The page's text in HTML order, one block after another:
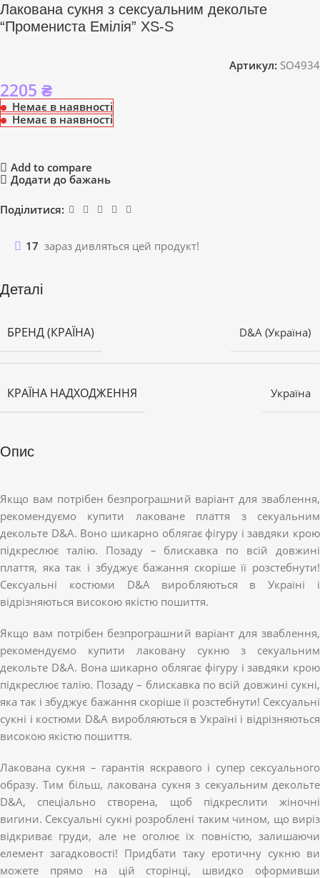
Лакована сукня з сексуальним декольте
“Промениста Емілія” XS-S
Артикул: SO4934
2205 ₴
Немає в наявності
Немає в наявності
Add to compare
Додати до бажань
Поділитися:
17 зараз дивляться цей продукт!
Деталі
БРЕНД (КРАЇНА) D&A (Україна)
КРАЇНА НАДХОДЖЕННЯ Україна
Опис
Якщо вам потрібен безпрограшний варіант для зваблення,
рекомендуємо купити лаковане плаття з секуальним
декольте D&A. Воно шикарно облягає фігуру і завдяки крою
підкреслює талію. Позаду – блискавка по всій довжині
плаття, яка так і збуджує бажання скоріше її розстебнути!
Сексуальні костюми D&A виробляються в Україні і
відрізняються високою якістю пошиття.
Якщо вам потрібен безпрограшний варіант для зваблення,
рекомендуємо купити лаковану сукню з секуальним
декольте D&A. Вона шикарно облягає фігуру і завдяки крою
підкреслює талію. Позаду – блискавка по всій довжині сукні,
яка так і збуджує бажання скоріше її розстебнути! Сексуальні
сукні і костюми D&A виробляються в Україні і відрізняються
високою якістю пошиття.
Лакована сукня – гарантія яскравого і супер сексуального
образу. Тим більш, лакована сукня з секуальним декольте
D&A, спеціально створена, щоб підкреслити жіночні
вигини. Сексуальні сукні розроблені таким чином, що виріз
відкриває груди, але не оголює їх повністю, залишаючи
елемент загадковості! Придбати таку еротичну сукню ви
можете прямо на цій сторінці, швидко оформивши